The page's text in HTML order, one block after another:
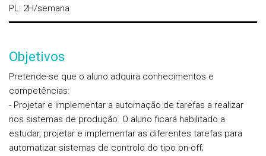
PL: 2H/semana
Objetivos
Pretende-se que o aluno adquira conhecimentos e
competências:
- Projetar e implementar a automação de tarefas a realizar
nos sistemas de produção. O aluno ficará habilitado a
estudar, projetar e implementar as diferentes tarefas para
automatizar sistemas de controlo do tipo on-off;